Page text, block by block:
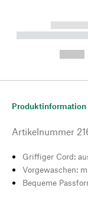
-----------
Produktinformation
Artikelnummer
Griffiger Cord:
Vorgewaschen:
Bequeme